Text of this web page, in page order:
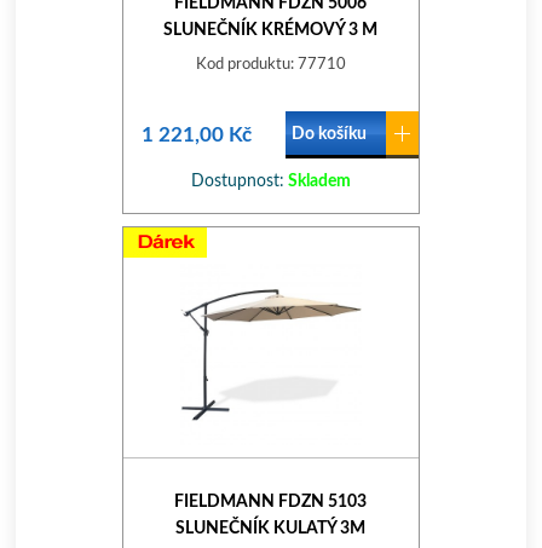
FIELDMANN FDZN 5006
SLUNEČNÍK KRÉMOVÝ 3 M
Kod produktu: 77710
1 221,00 Kč Do košíku
Dostupnost: Skladem
FIELDMANN FDZN 5103
SLUNEČNÍK KULATÝ 3M